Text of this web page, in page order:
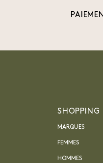
SHOPPING
MARQUES
FEMMES
HOMMES